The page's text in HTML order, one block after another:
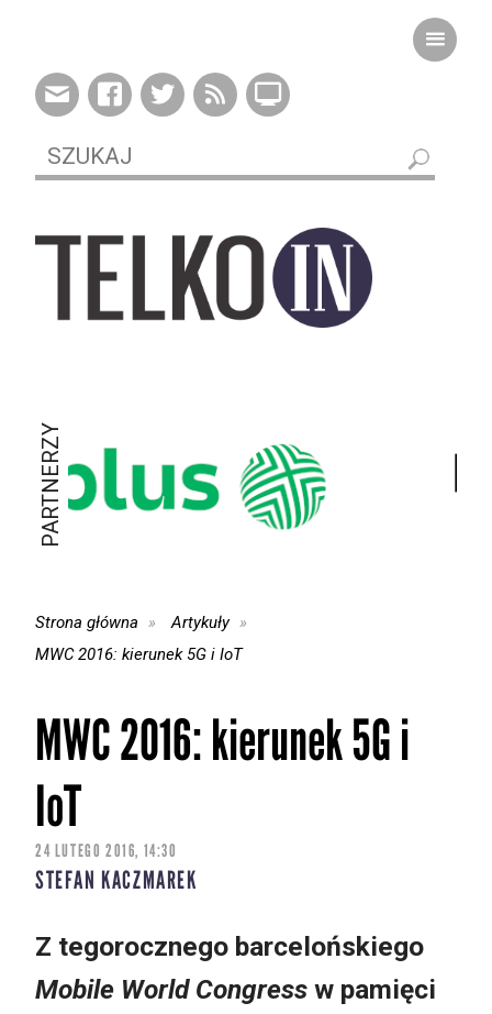
PARTNERZY
Strona główna
Artykuły
MWC 2016: kierunek 5G i IoT
MWC 2016: kierunek 5G i
IoT
24 LUTEGO 2016, 14:30
STEFAN KACZMAREK
Z tegorocznego barcelońskiego
Mobile World Congress w pamięci